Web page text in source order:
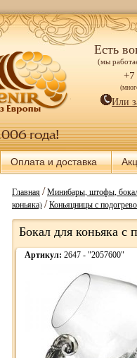
Есть
(мы
+7
Или
Оплата и доставка
Главная/Минибары, штофы,
коньяка)/Коньяцницы с
Бокал для коньяка с
Артикул: 2647 - "2057600"